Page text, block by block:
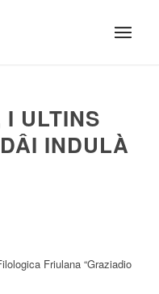
I ULTINS
INDULÀ
Friulana “Graziadio